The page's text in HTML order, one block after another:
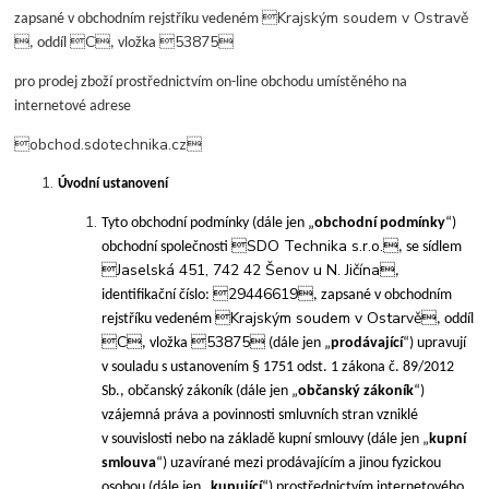
zapsané v obchodním rejstříku vedenémKrajským soudem v Ostravě
, oddílC, vložka53875
pro prodej zboží prostřednictvím on-line obchodu umístěného na
internetové adrese
obchod.sdotechnika.cz
Úvodní ustanovení
Tyto obchodní podmínky (dále jen „obchodní podmínky“)
obchodní společnostiSDO Technika s.r.o., se sídlem
Jaselská 451, 742 42 Šenov u N. Jičína,
identifikační číslo:29446619, zapsané v obchodním
rejstříku vedenémKrajským soudem v Ostarvě, oddíl
C, vložka53875 (dále jen „prodávající“) upravují
v souladu s ustanovením § 1751 odst. 1 zákona č. 89/2012
Sb., občanský zákoník (dále jen „občanský zákoník“)
vzájemná práva a povinnosti smluvních stran vzniklé
v souvislosti nebo na základě kupní smlouvy (dále jen „kupní
smlouva“) uzavírané mezi prodávajícím a jinou fyzickou